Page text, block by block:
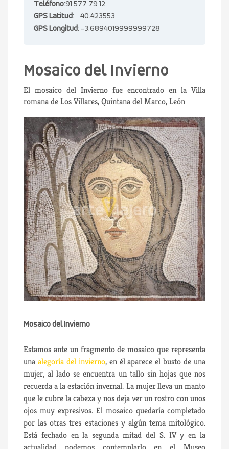
Teléfono:91 577 79 12
GPS Latitud: 40.423553
GPS Longitud: -3.6894019999999728
Mosaico del Invierno
El mosaico del Invierno fue encontrado en la Villa
romana de Los Villares, Quintana del Marco, León
Mosaico del Invierno
Estamos ante un fragmento de mosaico que representa
una alegoría del invierno, en él aparece el busto de una
mujer, al lado se encuentra un tallo sin hojas que nos
recuerda a la estación invernal. La mujer lleva un manto
que le cubre la cabeza y nos deja ver un rostro con unos
ojos muy expresivos. El mosaico quedaría completado
por las otras tres estaciones y algún tema mitológico.
Está fechado en la segunda mitad del S. IV y en la